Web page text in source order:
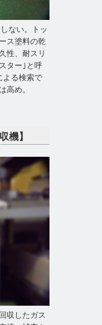
ない。トッ
ス塗料の乾
性、耐スリ
ター｣と呼
よる検索で
高め。
機】
収したガス